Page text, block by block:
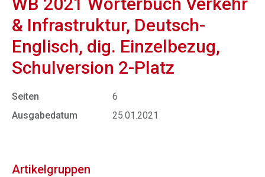
& Infrastruktur, Deutsch-
Englisch, dig. Einzelbezug,
Schulversion 2-Platz
Seiten
6
Ausgabedatum
25.01.2021
Artikelgruppen